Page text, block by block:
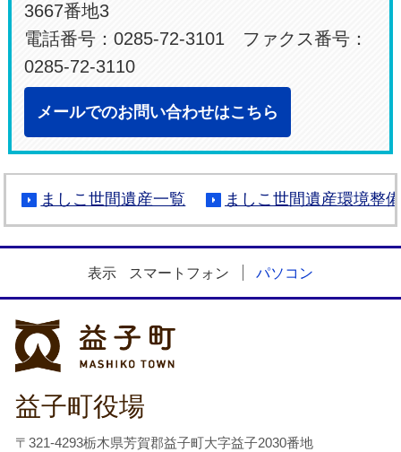
3667番地3
電話番号：0285-72-3101 ファクス番号：
0285-72-3110
メールでのお問い合わせはこちら
ましこ世間遺産一覧 ましこ世間遺産環境整
表示 スマートフォン パソコン
益子町役場
〒321-4293栃木県芳賀郡益子町大字益子2030番地